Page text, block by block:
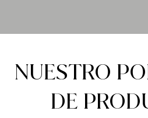
NUESTRO
DE